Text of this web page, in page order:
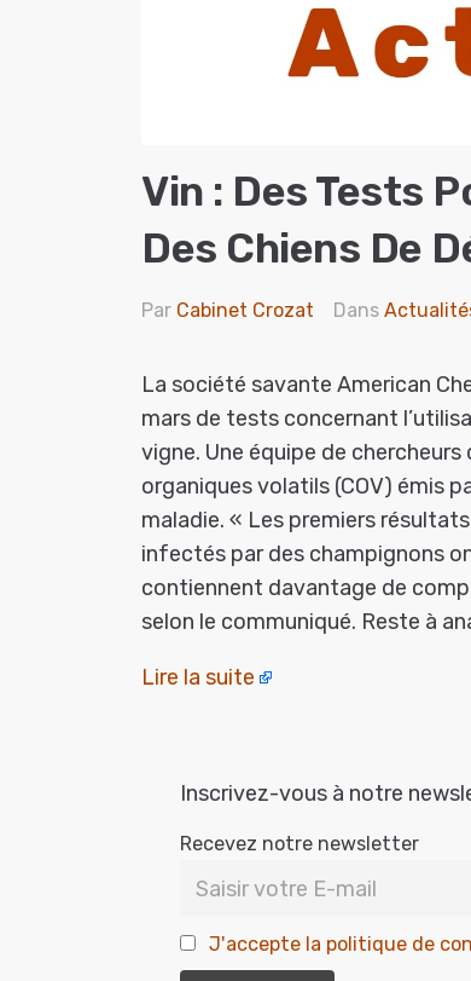
Vin : Des Tests
Des Chiens De
Par Cabinet Crozat Dans
La société savante American
mars de tests concernant
vigne. Une équipe de chercheurs
organiques volatils (COV) émis
maladie. « Les premiers
infectés par des champignons
contiennent davantage de
selon le communiqué. Reste à
Lire la suite
Inscrivez-vous à notre
Recevez notre newsletter
J'accepte la politique de